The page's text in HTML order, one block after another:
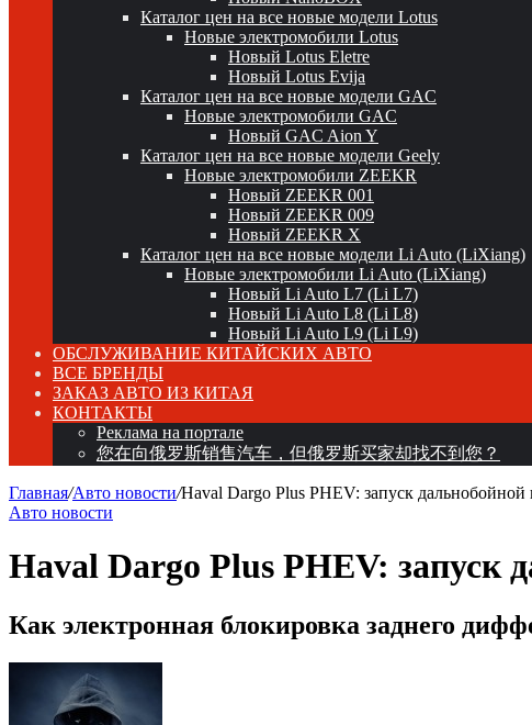
Каталог цен на все новые модели Lotus
Новые электромобили Lotus
Новый Lotus Eletre
Новый Lotus Evija
Каталог цен на все новые модели GAC
Новые электромобили GAC
Новый GAC Aion Y
Каталог цен на все новые модели Geely
Новые электромобили ZEEKR
Новый ZEEKR 001
Новый ZEEKR 009
Новый ZEEKR X
Каталог цен на все новые модели Li Auto (LiXiang)
Новые электромобили Li Auto (LiXiang)
Новый Li Auto L7 (Li L7)
Новый Li Auto L8 (Li L8)
Новый Li Auto L9 (Li L9)
ОБСЛУЖИВАНИЕ КИТАЙСКИХ АВТО
ВСЕ БРЕНДЫ
ЗАКАЗ АВТО ИЗ КИТАЯ
КОНТАКТЫ
Реклама на портале
您在向俄罗斯销售汽车，但俄罗斯买家却找不到您？
Главная/Авто новости/Haval Dargo Plus PHEV: запуск дальнобойной
Авто новости
Haval Dargo Plus PHEV: запуск
Как электронная блокировка заднего